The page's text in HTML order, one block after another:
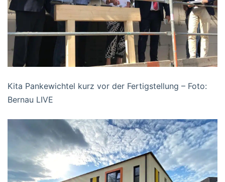
Kita Pankewichtel kurz vor der Fertigstellung – Foto:
Bernau LIVE